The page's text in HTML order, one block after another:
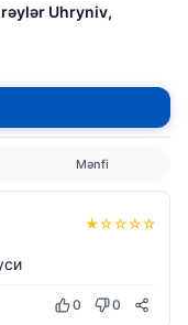
Uhryniv,
Mənfi
★☆☆☆☆
0 0